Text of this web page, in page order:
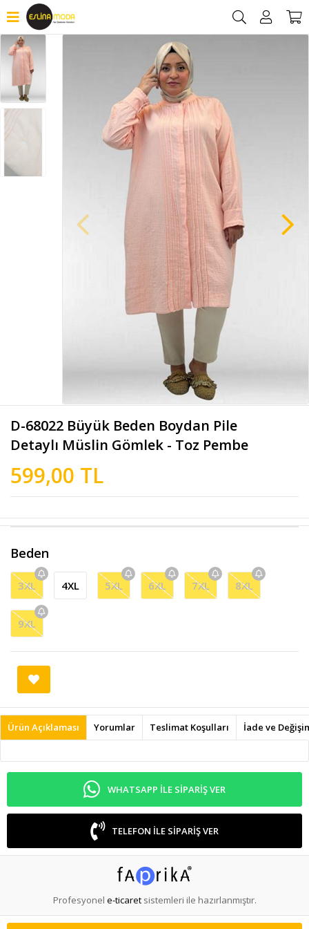
D-68022 Büyük Beden Boydan Pile
Detaylı Müslin Gömlek - Toz Pembe
599,00 TL
Beden
3XL 4XL 5XL 6XL 7XL 8XL
9XL
Ürün Açıklaması Yorumlar Teslimat Koşulları İade ve
WHATSAPP ILE SIPARIŞ VER
TELEFON ILE SIPARIŞ VER
Profesyonel e-ticaretsistemleri ile hazırlanmıştır.